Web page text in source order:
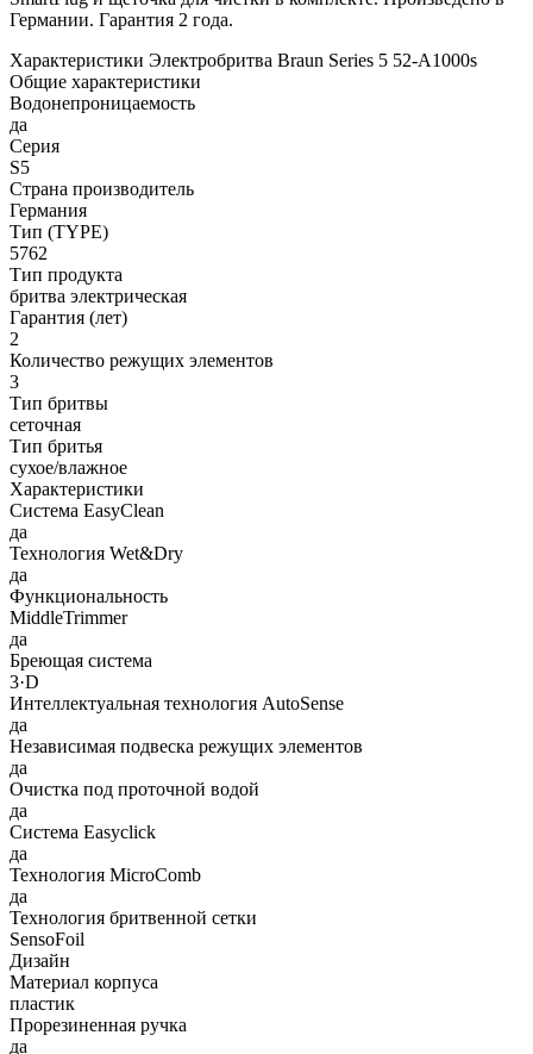
Германии. Гарантия 2 года.
Характеристики Электробритва Braun Series 5 52-A1000s
Общие характеристики
Водонепроницаемость
да
Серия
S5
Страна производитель
Германия
Тип (TYPE)
5762
Тип продукта
бритва электрическая
Гарантия (лет)
2
Количество режущих элементов
3
Тип бритвы
сеточная
Тип бритья
сухое/влажное
Характеристики
Система EasyClean
да
Технология Wet&Dry
да
Функциональность
MiddleTrimmer
да
Бреющая система
3·D
Интеллектуальная технология AutoSense
да
Независимая подвеска режущих элементов
да
Очистка под проточной водой
да
Система Easyclick
да
Технология MicroComb
да
Технология бритвенной сетки
SensoFoil
Дизайн
Материал корпуса
пластик
Прорезиненная ручка
да